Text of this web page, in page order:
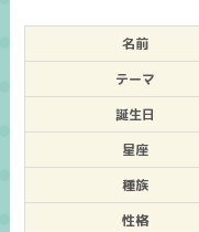
名前
テーマ
誕生日
星座
種族
性格